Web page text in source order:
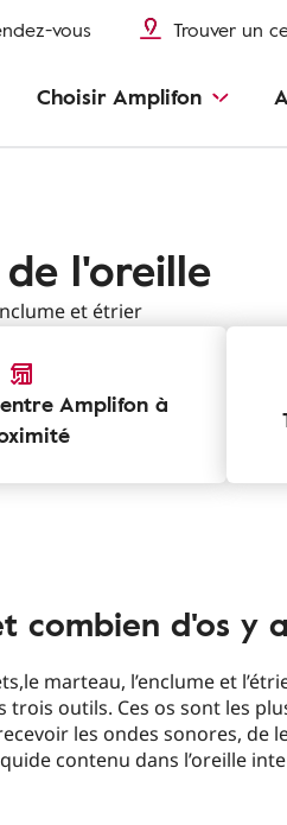
vous Trouver un
Choisir Amplifon
l'oreille
et étrier
Amplifon à
combien d'os y
marteau, l’enclume et
trois outils. Ces os sont les
les ondes sonores, de
contenu dans l’oreille